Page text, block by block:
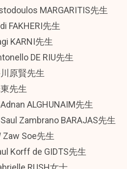
MARGARITIS先生
FAKHERI先生
KARNI先生
DE RIU先生
原賢先生
東先生
ALGHUNAIM先生
Zambrano BARAJAS先生
Soe先生
Korff de GIDTS先生